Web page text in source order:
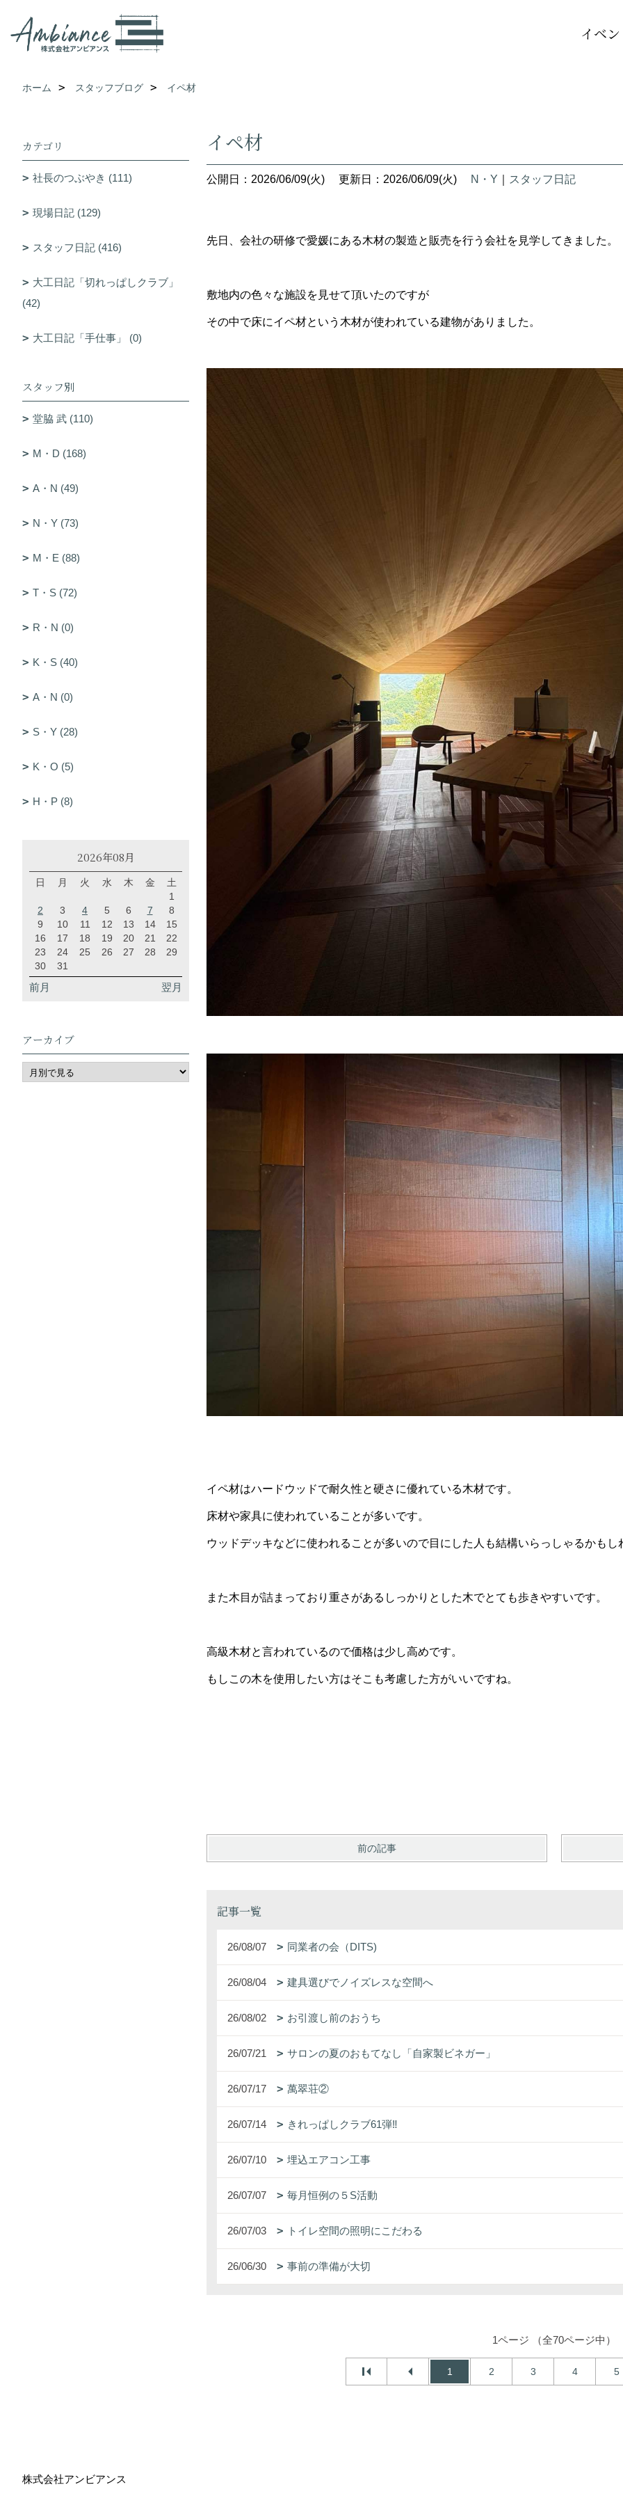
イベ
ホーム スタッフブログ イペ材
イペ材
公開日：2026/06/09(火) 更新日：2026/06/09(火) N・Y スタッフ日記
先日、会社の研修で愛媛にある木材の製造と販売を行う会社を見学してきました。
敷地内の色々な施設を見せて頂いたのですが
その中で床にイペ材という木材が使われている建物がありました。
イペ材はハードウッドで耐久性と硬さに優れている木材です。
床材や家具に使われていることが多いです。
ウッドデッキなどに使われることが多いので目にした人も結構いらっしゃるかもし
また木目が詰まっており重さがあるしっかりとした木でとても歩きやすいです。
高級木材と言われているので価格は少し高めです。
もしこの木を使用したい方はそこも考慮した方がいいですね。
前の記事
記事一覧
26/08/07 同業者の会（DITS)
26/08/04 建具選びでノイズレスな空間へ
26/08/02 お引渡し前のおうち
26/07/21 サロンの夏のおもてなし「自家製ビネガー」
26/07/17 萬翠荘②
26/07/14 きれっぱしクラブ61弾‼
26/07/10 埋込エアコン工事
26/07/07 毎月恒例の５S活動
26/07/03 トイレ空間の照明にこだわる
26/06/30 事前の準備が大切
1ページ （全70ページ中）
1 2 3 4 5
カテゴリ
社長のつぶやき (111)
現場日記 (129)
スタッフ日記 (416)
大工日記「切れっぱしクラブ」
(42)
大工日記「手仕事」 (0)
スタッフ別
堂脇 武 (110)
M・D (168)
A・N (49)
N・Y (73)
M・E (88)
T・S (72)
R・N (0)
K・S (40)
A・N (0)
S・Y (28)
K・O (5)
H・P (8)
2026年08月
日 月 火 水 木 金
土
1
2
3 4 5 6 7
8
9
10 11 12 13 14
15
16
17 18 19 20 21
22
23
24 25 26 27 28
29
30
31
前月 翌月
アーカイブ
株式会社アンビアンス